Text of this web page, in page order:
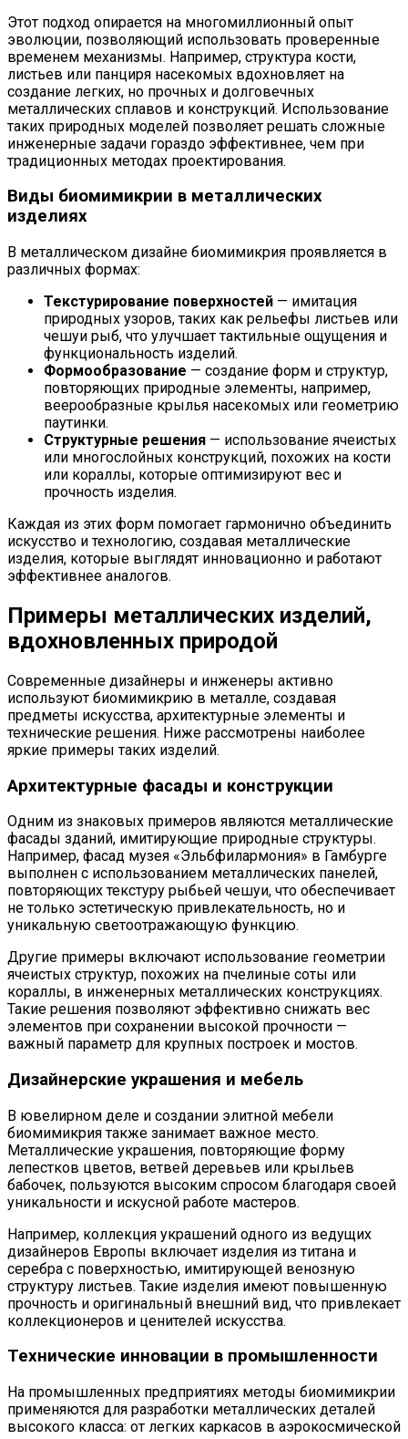
Этот подход опирается на многомиллионный опыт
эволюции, позволяющий использовать проверенные
временем механизмы. Например, структура кости,
листьев или панциря насекомых вдохновляет на
создание легких, но прочных и долговечных
металлических сплавов и конструкций. Использование
таких природных моделей позволяет решать сложные
инженерные задачи гораздо эффективнее, чем при
традиционных методах проектирования.
Виды биомимикрии в металлических
изделиях
В металлическом дизайне биомимикрия проявляется в
различных формах:
Текстурирование поверхностей — имитация
природных узоров, таких как рельефы листьев или
чешуи рыб, что улучшает тактильные ощущения и
функциональность изделий.
Формообразование — создание форм и структур,
повторяющих природные элементы, например,
веерообразные крылья насекомых или геометрию
паутинки.
Структурные решения — использование ячеистых
или многослойных конструкций, похожих на кости
или кораллы, которые оптимизируют вес и
прочность изделия.
Каждая из этих форм помогает гармонично объединить
искусство и технологию, создавая металлические
изделия, которые выглядят инновационно и работают
эффективнее аналогов.
Примеры металлических изделий,
вдохновленных природой
Современные дизайнеры и инженеры активно
используют биомимикрию в металле, создавая
предметы искусства, архитектурные элементы и
технические решения. Ниже рассмотрены наиболее
яркие примеры таких изделий.
Архитектурные фасады и конструкции
Одним из знаковых примеров являются металлические
фасады зданий, имитирующие природные структуры.
Например, фасад музея «Эльбфилармония» в Гамбурге
выполнен с использованием металлических панелей,
повторяющих текстуру рыбьей чешуи, что обеспечивает
не только эстетическую привлекательность, но и
уникальную светоотражающую функцию.
Другие примеры включают использование геометрии
ячеистых структур, похожих на пчелиные соты или
кораллы, в инженерных металлических конструкциях.
Такие решения позволяют эффективно снижать вес
элементов при сохранении высокой прочности —
важный параметр для крупных построек и мостов.
Дизайнерские украшения и мебель
В ювелирном деле и создании элитной мебели
биомимикрия также занимает важное место.
Металлические украшения, повторяющие форму
лепестков цветов, ветвей деревьев или крыльев
бабочек, пользуются высоким спросом благодаря своей
уникальности и искусной работе мастеров.
Например, коллекция украшений одного из ведущих
дизайнеров Европы включает изделия из титана и
серебра с поверхностью, имитирующей венозную
структуру листьев. Такие изделия имеют повышенную
прочность и оригинальный внешний вид, что привлекает
коллекционеров и ценителей искусства.
Технические инновации в промышленности
На промышленных предприятиях методы биомимикрии
применяются для разработки металлических деталей
высокого класса: от легких каркасов в аэрокосмической